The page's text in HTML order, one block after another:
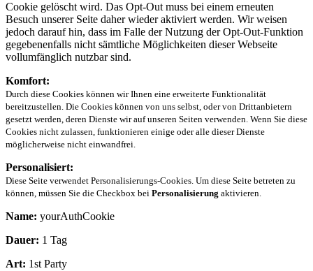
Cookie gelöscht wird. Das Opt-Out muss bei einem erneuten
Besuch unserer Seite daher wieder aktiviert werden. Wir weisen
jedoch darauf hin, dass im Falle der Nutzung der Opt-Out-Funktion
gegebenenfalls nicht sämtliche Möglichkeiten dieser Webseite
vollumfänglich nutzbar sind.
Komfort:
Durch diese Cookies können wir Ihnen eine erweiterte Funktionalität
bereitzustellen. Die Cookies können von uns selbst, oder von Drittanbietern
gesetzt werden, deren Dienste wir auf unseren Seiten verwenden. Wenn Sie diese
Cookies nicht zulassen, funktionieren einige oder alle dieser Dienste
möglicherweise nicht einwandfrei.
Personalisiert:
Diese Seite verwendet Personalisierungs-Cookies. Um diese Seite betreten zu
können, müssen Sie die Checkbox bei Personalisierung aktivieren.
Name: yourAuthCookie
Dauer: 1 Tag
Art: 1st Party